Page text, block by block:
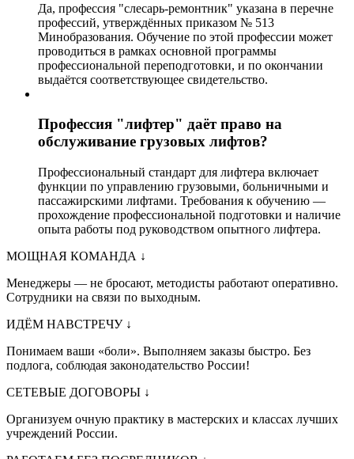
Да, профессия "слесарь-ремонтник" указана в перечне
профессий, утверждённых приказом № 513
Минобразования. Обучение по этой профессии может
проводиться в рамках основной программы
профессиональной переподготовки, и по окончании
выдаётся соответствующее свидетельство.
Профессия "лифтер" даёт право на
обслуживание грузовых лифтов?
Профессиональный стандарт для лифтера включает
функции по управлению грузовыми, больничными и
пассажирскими лифтами. Требования к обучению —
прохождение профессиональной подготовки и наличие
опыта работы под руководством опытного лифтера.
МОЩНАЯ КОМАНДА ↓
Менеджеры — не бросают, методисты работают оперативно.
Сотрудники на связи по выходным.
ИДЁМ НАВСТРЕЧУ ↓
Понимаем ваши «боли». Выполняем заказы быстро. Без
подлога, соблюдая законодательство России!
СЕТЕВЫЕ ДОГОВОРЫ ↓
Организуем очную практику в мастерских и классах лучших
учреждений России.